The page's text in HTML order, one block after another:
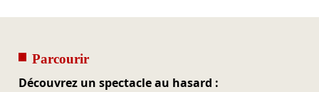
Parcourir
Découvrez un spectacle au hasard :